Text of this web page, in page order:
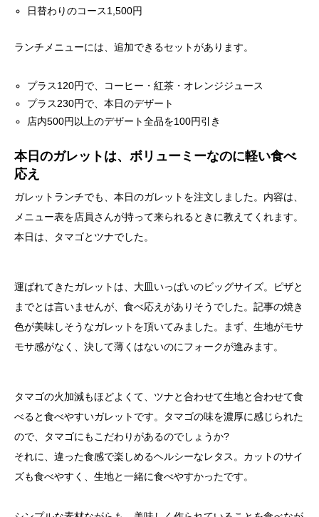
日替わりのコース1,500円
ランチメニューには、追加できるセットがあります。
プラス120円で、コーヒー・紅茶・オレンジジュース
プラス230円で、本日のデザート
店内500円以上のデザート全品を100円引き
本日のガレットは、ボリューミーなのに軽い食べ
応え
ガレットランチでも、本日のガレットを注文しました。内容は、
メニュー表を店員さんが持って来られるときに教えてくれます。
本日は、タマゴとツナでした。
運ばれてきたガレットは、大皿いっぱいのビッグサイズ。ピザと
までとは言いませんが、食べ応えがありそうでした。記事の焼き
色が美味しそうなガレットを頂いてみました。まず、生地がモサ
モサ感がなく、決して薄くはないのにフォークが進みます。
タマゴの火加減もほどよくて、ツナと合わせて生地と合わせて食
べると食べやすいガレットです。タマゴの味を濃厚に感じられた
ので、タマゴにもこだわりがあるのでしょうか?
それに、違った食感で楽しめるヘルシーなレタス。カットのサイ
ズも食べやすく、生地と一緒に食べやすかったです。